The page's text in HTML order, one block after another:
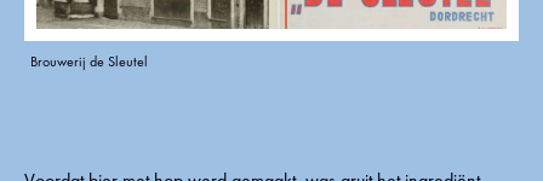
Brouwerij de Sleutel